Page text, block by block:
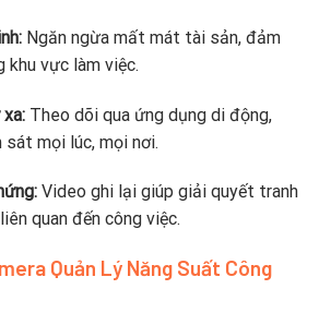
Ngăn ngừa mất mát tài sản, đảm
khu vực làm việc.
Theo dõi qua ứng dụng di động,
sát mọi lúc, mọi nơi.
Video ghi lại giúp giải quyết tranh
quan đến công việc.
Quản Lý Năng Suất Công